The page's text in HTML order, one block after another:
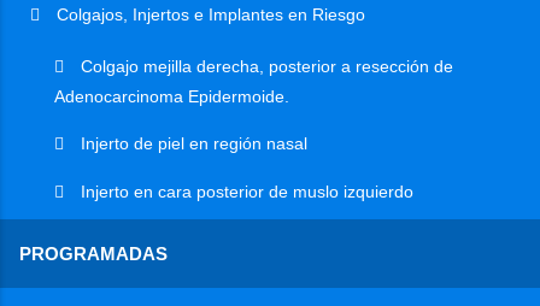
Colgajos, Injertos e Implantes en Riesgo
Colgajo mejilla derecha, posterior a resección de
Adenocarcinoma Epidermoide.
Injerto de piel en región nasal
Injerto en cara posterior de muslo izquierdo
PROGRAMADAS